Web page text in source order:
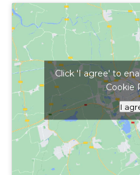
Kattints ide a
Click 'I agree' to
Cookie
I